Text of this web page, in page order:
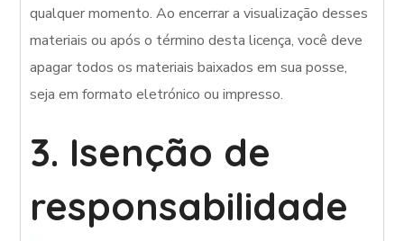
qualquer momento. Ao encerrar a visualização desses
materiais ou após o término desta licença, você deve
apagar todos os materiais baixados em sua posse,
seja em formato eletrónico ou impresso.
3. Isenção de
responsabilidade